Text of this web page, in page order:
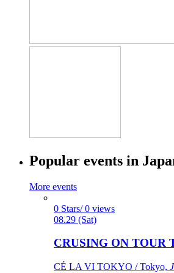
Popular events in
More events
0 Stars/ 0 views
08.29 (Sat)
CRUSING ON TOUR
CÉ LA VI TOKYO / Tokyo,